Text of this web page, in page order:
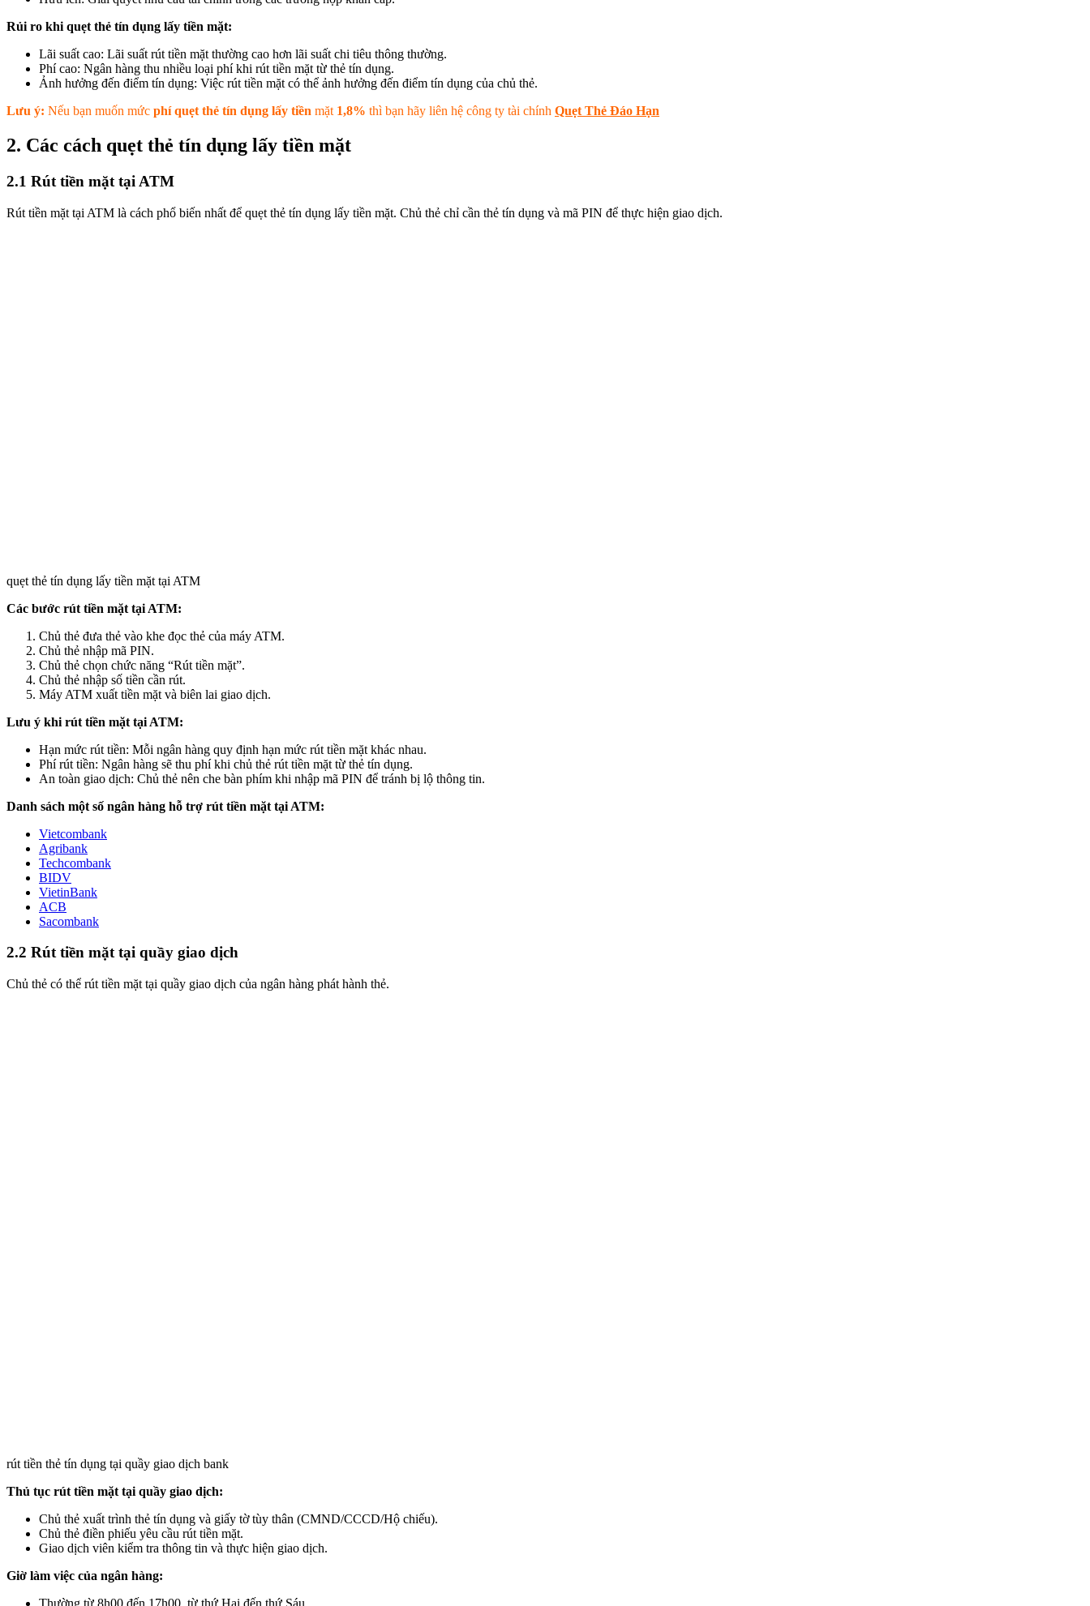
Rủi ro khi quẹt thẻ tín dụng lấy tiền mặt:
Lãi suất cao: Lãi suất rút tiền mặt thường cao hơn lãi suất chi tiêu thông thường.
Phí cao: Ngân hàng thu nhiều loại phí khi rút tiền mặt từ thẻ tín dụng.
Ảnh hưởng đến điểm tín dụng: Việc rút tiền mặt có thể ảnh hưởng đến điểm tín dụng của chủ thẻ.
Lưu ý: Nếu bạn muốn mức phí quẹt thẻ tín dụng lấy tiền mặt 1,8% thì bạn hãy liên hệ công ty tài chính Quẹt Thẻ Đáo Hạn
2. Các cách quẹt thẻ tín dụng lấy tiền mặt
2.1 Rút tiền mặt tại ATM
Rút tiền mặt tại ATM là cách phổ biến nhất để quẹt thẻ tín dụng lấy tiền mặt. Chủ thẻ chỉ cần thẻ tín dụng và mã PIN để thực hiện giao dịch.
quẹt thẻ tín dụng lấy tiền mặt tại ATM
Các bước rút tiền mặt tại ATM:
Chủ thẻ đưa thẻ vào khe đọc thẻ của máy ATM.
Chủ thẻ nhập mã PIN.
Chủ thẻ chọn chức năng “Rút tiền mặt”.
Chủ thẻ nhập số tiền cần rút.
Máy ATM xuất tiền mặt và biên lai giao dịch.
Lưu ý khi rút tiền mặt tại ATM:
Hạn mức rút tiền: Mỗi ngân hàng quy định hạn mức rút tiền mặt khác nhau.
Phí rút tiền: Ngân hàng sẽ thu phí khi chủ thẻ rút tiền mặt từ thẻ tín dụng.
An toàn giao dịch: Chủ thẻ nên che bàn phím khi nhập mã PIN để tránh bị lộ thông tin.
Danh sách một số ngân hàng hỗ trợ rút tiền mặt tại ATM:
Vietcombank
Agribank
Techcombank
BIDV
VietinBank
ACB
Sacombank
2.2 Rút tiền mặt tại quầy giao dịch
Chủ thẻ có thể rút tiền mặt tại quầy giao dịch của ngân hàng phát hành thẻ.
rút tiền thẻ tín dụng tại quầy giao dịch bank
Thủ tục rút tiền mặt tại quầy giao dịch:
Chủ thẻ xuất trình thẻ tín dụng và giấy tờ tùy thân (CMND/CCCD/Hộ chiếu).
Chủ thẻ điền phiếu yêu cầu rút tiền mặt.
Giao dịch viên kiểm tra thông tin và thực hiện giao dịch.
Giờ làm việc của ngân hàng:
Thường từ 8h00 đến 17h00, từ thứ Hai đến thứ Sáu.